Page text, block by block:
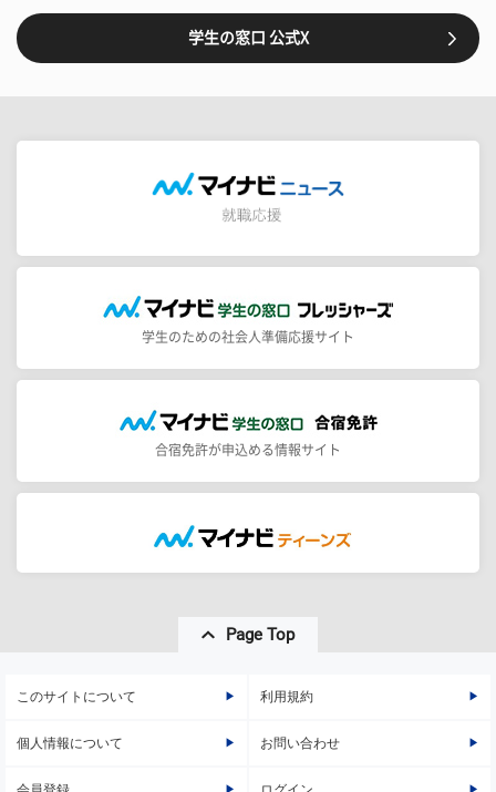
学生の窓口 公式X
学生のための社会人準備応援サイト
合宿免許が申込める情報サイト
Page Top
このサイトについて 利用規約
個人情報について お問い合わせ